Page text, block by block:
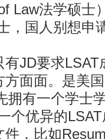
Law法学硕士
，国人别想申
要求LSAT
面面。是美
有一个学士
个优异的
，比如